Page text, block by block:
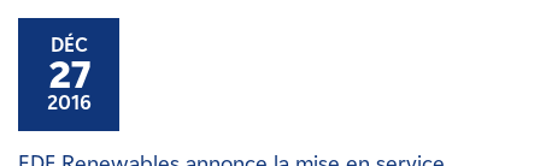
DÉC
27
2016